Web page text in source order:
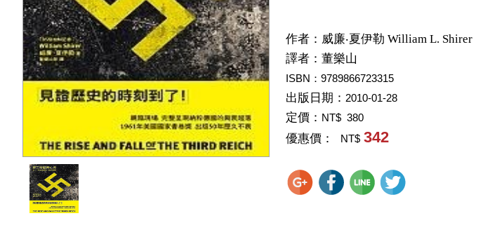
作者： 威廉‧夏伊勒 William L. Shirer
譯者： 董樂山
ISBN：9789866723315
出版日期： 2010-01-28
定價： NT$ 380
優惠價： NT$ 342